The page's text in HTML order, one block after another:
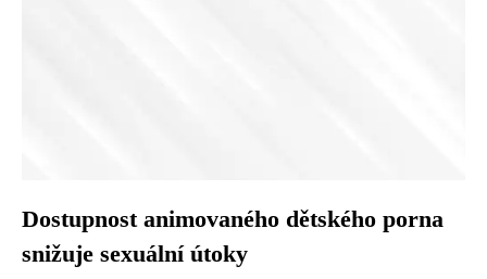
Dostupnost animovaného dětského porna
snižuje sexuální útoky